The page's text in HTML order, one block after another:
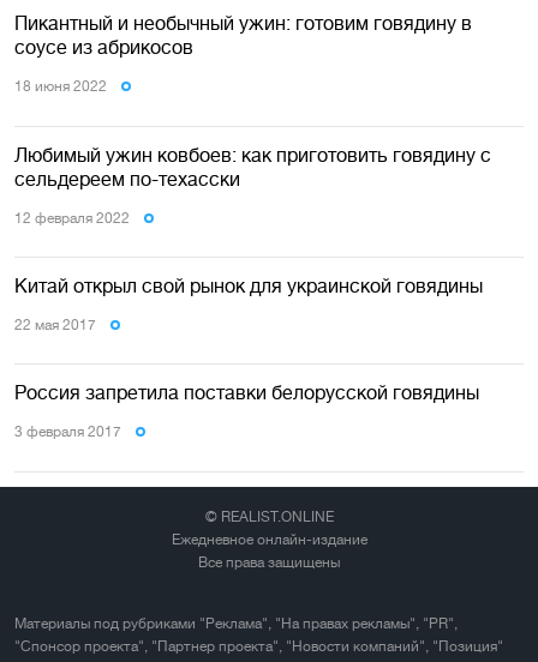
Пикантный и необычный ужин: готовим говядину в
соусе из абрикосов
18 июня 2022
Любимый ужин ковбоев: как приготовить говядину с
сельдереем по-техасски
12 февраля 2022
Китай открыл свой рынок для украинской говядины
22 мая 2017
Россия запретила поставки белорусской говядины
3 февраля 2017
© REALIST.ONLINE
Ежедневное онлайн-издание
Все права защищены
Материалы под рубриками "Реклама", "На правах рекламы", "PR",
"Спонсор проекта", "Партнер проекта", "Новости компаний", "Позиция"